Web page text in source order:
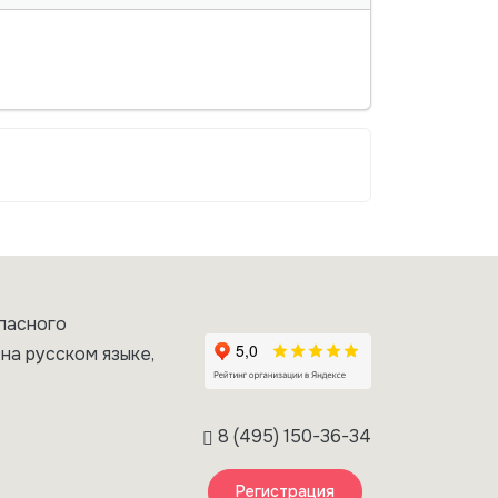
русском языке,
8 (495) 150-36-34
Регистрация